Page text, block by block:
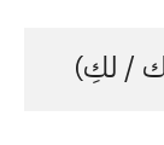
/ لكِ)